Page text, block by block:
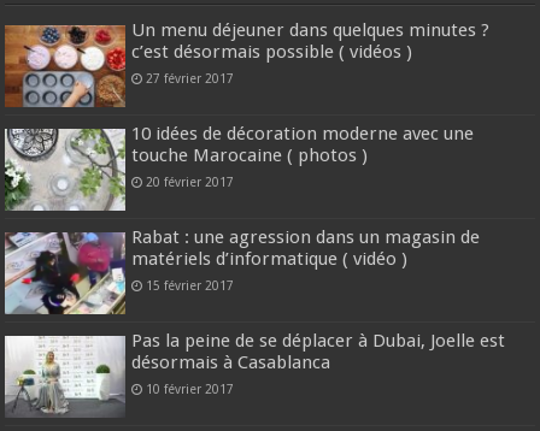
Un menu déjeuner dans quelques minutes ?
c’est désormais possible ( vidéos )
27 février 2017
10 idées de décoration moderne avec une
touche Marocaine ( photos )
20 février 2017
Rabat : une agression dans un magasin de
matériels d’informatique ( vidéo )
15 février 2017
Pas la peine de se déplacer à Dubai, Joelle est
désormais à Casablanca
10 février 2017